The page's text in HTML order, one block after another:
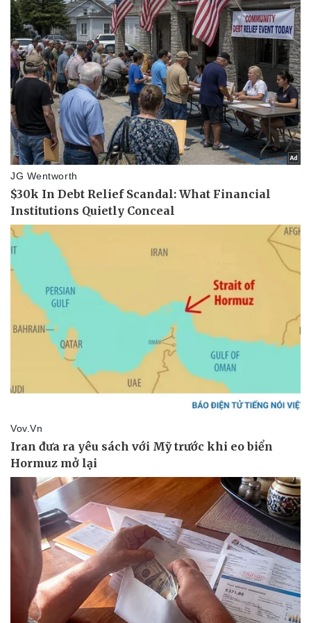
Doanh nghiệp
Thông tin doanh nghiệp
Doanh nghiệp 24h
Doanh nhân
Vì cộng đồng
Công nghệ
Sành điệu
Tin Công nghệ
Trải nghiệm
Chuyển đổi số